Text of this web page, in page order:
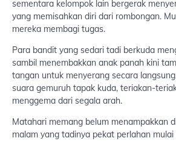
sementara kelompok lain bergerak
yang memisahkan diri dari rombongan.
mereka membagi tugas.
Para bandit yang sedari tadi berkuda
sambil menembakkan anak panah kini
tangan untuk menyerang secara
suara gemuruh tapak kuda, teriakan-
menggema dari segala arah.
Matahari memang belum menampakkan
malam yang tadinya pekat perlahan mulai